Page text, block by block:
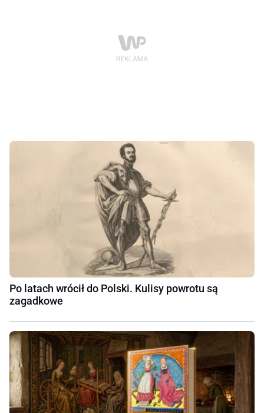
Po latach wrócił do Polski. Kulisy powrotu są
zagadkowe